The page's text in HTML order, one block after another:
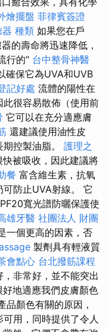
燴擺盤 菲律賓簽證
器 種類 如果您在戶
的壽命將迅速降低，
行的“ 台中整骨神醫
確保它為UVA和UVB
記好處 流體的陽性在
很容易散佈（使用前
它可以在充分適應膚
還建議使用油性皮
控製油脂。 護理之
快被吸收，因此建議將
餐 富含維生素，抗氧
防止UVA射線。 它
寬光譜防曬保護使
雄牙醫 社團法人 財團
一個更高的因素，否
製劑具有輕液質
會點心 台北撥筋課程
非常好，並不能突出
好地適應我們皮膚顏色
品顏色有關的原因，
用，同時提供了令人